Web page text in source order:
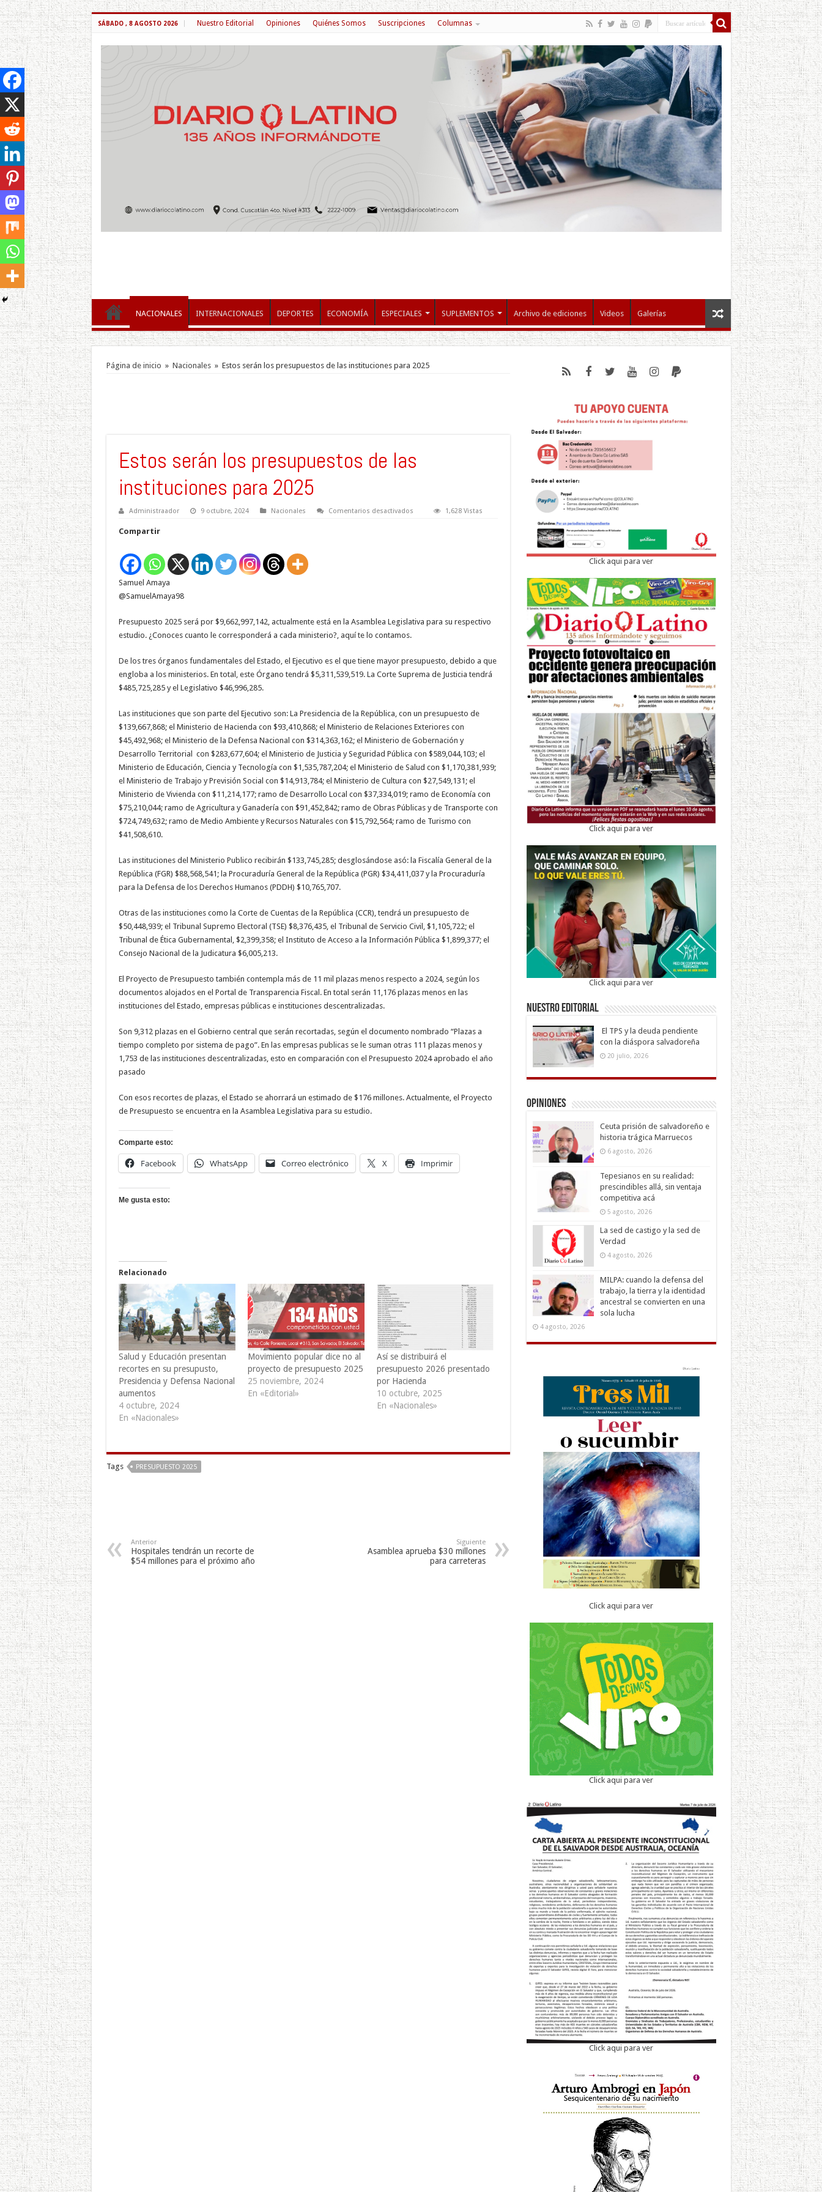
SÁBADO , 8 AGOSTO 2026 Nuestro Editorial Opiniones Quiénes Somos Suscripciones Columnas
NACIONALES INTERNACIONALES DEPORTES ECONOMÍA ESPECIALES SUPLEMENTOS Archivo de ediciones Videos Galerías
Página de inicio » Nacionales » Estos serán los presupuestos de las instituciones para 2025
Estos serán los presupuestos de las
instituciones para 2025
Administraador 9 octubre, 2024 Nacionales Comentarios desactivadosen
1,628 Vistas
Compartir
Samuel Amaya
@SamuelAmaya98
Presupuesto 2025 será por $9,662,997,142, actualmente está en la Asamblea Legislativa para su respectivo
estudio. ¿Conoces cuanto le corresponderá a cada ministerio?, aquí te lo contamos.
De los tres órganos fundamentales del Estado, el Ejecutivo es el que tiene mayor presupuesto, debido a que
engloba a los ministerios. En total, este Órgano tendrá $5,311,539,519. La Corte Suprema de Justicia tendrá
$485,725,285 y el Legislativo $46,996,285.
Las instituciones que son parte del Ejecutivo son: La Presidencia de la República, con un presupuesto de
$139,667,868; el Ministerio de Hacienda con $93,410,868; el Ministerio de Relaciones Exteriores con
$45,492,968; el Ministerio de la Defensa Nacional con $314,363,162; el Ministerio de Gobernación y
Desarrollo Territorial con $283,677,604; el Ministerio de Justicia y Seguridad Pública con $589,044,103; el
Ministerio de Educación, Ciencia y Tecnología con $1,535,787,204; el Ministerio de Salud con $1,170,381,939;
el Ministerio de Trabajo y Previsión Social con $14,913,784; el Ministerio de Cultura con $27,549,131; el
Ministerio de Vivienda con $11,214,177; ramo de Desarrollo Local con $37,334,019; ramo de Economía con
$75,210,044; ramo de Agricultura y Ganadería con $91,452,842; ramo de Obras Públicas y de Transporte con
$724,749,632; ramo de Medio Ambiente y Recursos Naturales con $15,792,564; ramo de Turismo con
$41,508,610.
Las instituciones del Ministerio Publico recibirán $133,745,285; desglosándose asó: la Fiscalía General de la
República (FGR) $88,568,541; la Procuraduría General de la República (PGR) $34,411,037 y la Procuraduría
para la Defensa de los Derechos Humanos (PDDH) $10,765,707.
Otras de las instituciones como la Corte de Cuentas de la República (CCR), tendrá un presupuesto de
$50,448,939; el Tribunal Supremo Electoral (TSE) $8,376,435, el Tribunal de Servicio Civil, $1,105,722; el
Tribunal de Ética Gubernamental, $2,399,358; el Instituto de Acceso a la Información Pública $1,899,377; el
Consejo Nacional de la Judicatura $6,005,213.
El Proyecto de Presupuesto también contempla más de 11 mil plazas menos respecto a 2024, según los
documentos alojados en el Portal de Transparencia Fiscal. En total serán 11,176 plazas menos en las
instituciones del Estado, empresas públicas e instituciones descentralizadas.
Son 9,312 plazas en el Gobierno central que serán recortadas, según el documento nombrado “Plazas a
tiempo completo por sistema de pago”. En las empresas publicas se le suman otras 111 plazas menos y
1,753 de las instituciones descentralizadas, esto en comparación con el Presupuesto 2024 aprobado el año
pasado
Con esos recortes de plazas, el Estado se ahorrará un estimado de $176 millones. Actualmente, el Proyecto
de Presupuesto se encuentra en la Asamblea Legislativa para su estudio.
Comparte esto:
Facebook WhatsApp Correo electrónico X Imprimir
Me gusta esto:
Relacionado
Salud y Educación presentan
recortes en su presupusto,
Presidencia y Defensa Nacional
aumentos
4 octubre, 2024
En «Nacionales»
Movimiento popular dice no al
proyecto de presupuesto 2025
25 noviembre, 2024
En «Editorial»
Así se distribuirá el
presupuesto 2026 presentado
por Hacienda
10 octubre, 2025
En «Nacionales»
Tags PRESUPUESTO 2025
Anterior
Hospitales tendrán un recorte de
$54 millones para el próximo año
Siguiente
Asamblea aprueba $30 millones
para carreteras
Click aqui para ver
Click aqui para ver
Click aqui para ver
Nuestro Editorial
El TPS y la deuda pendiente
con la diáspora salvadoreña
20 julio, 2026
Opiniones
Ceuta prisión de salvadoreño e
historia trágica Marruecos
6 agosto, 2026
Tepesianos en su realidad:
prescindibles allá, sin ventaja
competitiva acá
5 agosto, 2026
La sed de castigo y la sed de
Verdad
4 agosto, 2026
MILPA: cuando la defensa del
trabajo, la tierra y la identidad
ancestral se convierten en una
sola lucha
4 agosto, 2026
Click aqui para ver
Click aqui para ver
Click aqui para ver